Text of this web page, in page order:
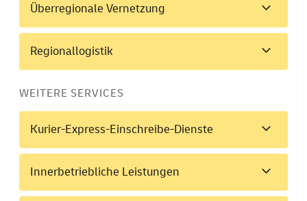
Überregionale Vernetzung
Regionallogistik
WEITERE SERVICES
Kurier-Express-Einschreibe-Dienste
Innerbetriebliche Leistungen